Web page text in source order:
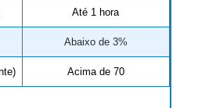
Até 1 hora
Abaixo de 3%
Acima de 70